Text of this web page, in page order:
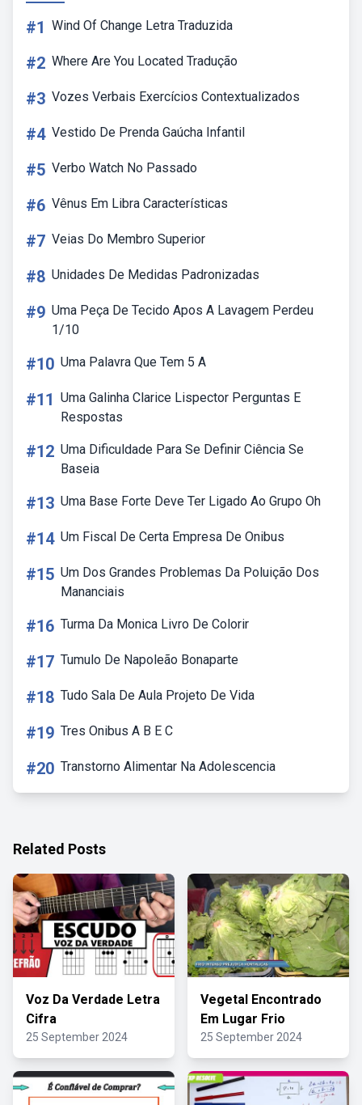
#1 Wind Of Change Letra Traduzida
#2 Where Are You Located Tradução
#3 Vozes Verbais Exercícios Contextualizados
#4 Vestido De Prenda Gaúcha Infantil
#5 Verbo Watch No Passado
#6 Vênus Em Libra Características
#7 Veias Do Membro Superior
#8 Unidades De Medidas Padronizadas
#9 Uma Peça De Tecido Apos A Lavagem Perdeu
1/10
#10 Uma Palavra Que Tem 5 A
#11 Uma Galinha Clarice Lispector Perguntas E
Respostas
#12 Uma Dificuldade Para Se Definir Ciência Se
Baseia
#13 Uma Base Forte Deve Ter Ligado Ao Grupo Oh
#14 Um Fiscal De Certa Empresa De Onibus
#15 Um Dos Grandes Problemas Da Poluição Dos
Mananciais
#16 Turma Da Monica Livro De Colorir
#17 Tumulo De Napoleão Bonaparte
#18 Tudo Sala De Aula Projeto De Vida
#19 Tres Onibus A B E C
#20 Transtorno Alimentar Na Adolescencia
Related Posts
Voz Da Verdade Letra
Cifra
25 September 2024
Vegetal Encontrado
Em Lugar Frio
25 September 2024